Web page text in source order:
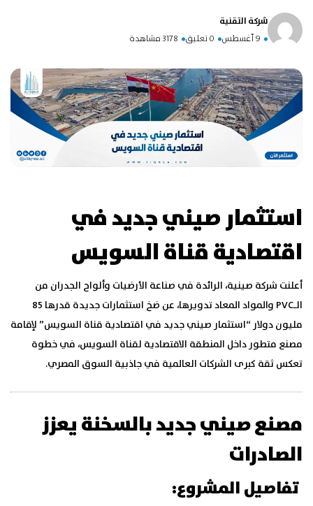
شركة التقنية
9 أغسطس 0 تعليق 3178 مشاهدة
استثمار صيني جديد في
اقتصادية قناة السويس
أعلنت شركة صينية، الرائدة في صناعة الأرضيات وألواح الجدران من
الـPVC والمواد المعاد تدويرها، عن ضخ استثمارات جديدة قدرها 85
مليون دولار “استثمار صيني جديد في اقتصادية قناة السويس” لإقامة
مصنع متطور داخل المنطقة الاقتصادية لقناة السويس، في خطوة
تعكس ثقة كبرى الشركات العالمية في جاذبية السوق المصري.
مصنع صيني جديد بالسخنة يعزز
الصادرات
تفاصيل المشروع: